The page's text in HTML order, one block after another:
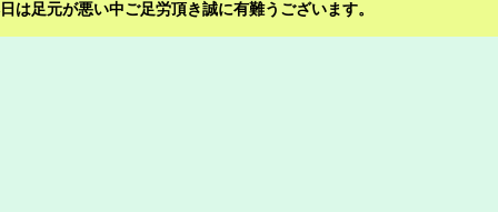
足元が悪い中ご足労頂き誠に有難うございます。